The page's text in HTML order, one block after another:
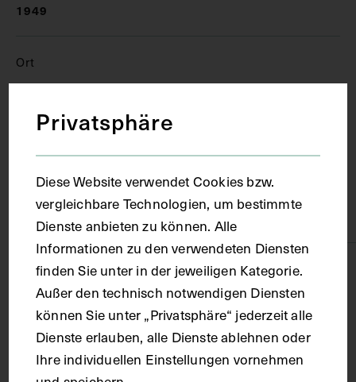
1949
Ort
London
Papier
Technik
Fotografie
Privatsphäre
Diese Website verwendet Cookies bzw.
vergleichbare Technologien, um bestimmte
Dienste anbieten zu können. Alle
Informationen zu den verwendeten Diensten
finden Sie unter in der jeweiligen Kategorie.
Außer den technisch notwendigen Diensten
können Sie unter „Privatsphäre“ jederzeit alle
Dienste erlauben, alle Dienste ablehnen oder
Ihre individuellen Einstellungen vornehmen